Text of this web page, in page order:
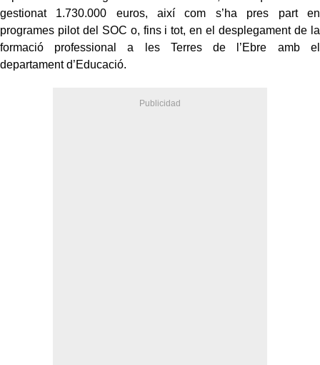
gestionat 1.730.000 euros, així com s’ha pres part en
programes pilot del SOC o, fins i tot, en el desplegament de la
formació professional a les Terres de l’Ebre amb el
departament d’Educació.